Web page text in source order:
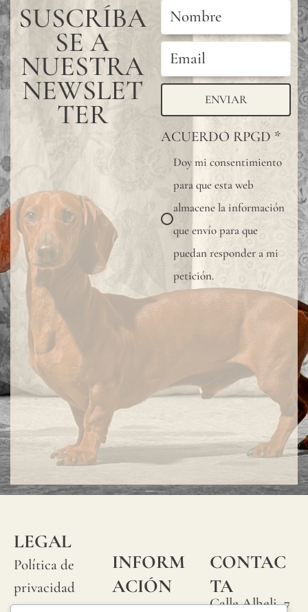
SUSCRÍBA
SE A
NUESTRA
NEWSLET
TER ENVIAR
ACUERDO RPGD *
Doy mi consentimiento
para que esta web
almacene la información
que envío para que
puedan responder a mi
petición.
LEGAL
Política de
privacidad
INFORM
ACIÓN
CONTAC
TA
Calle Alheli, 7